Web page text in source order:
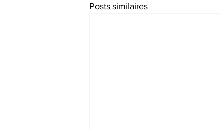
Posts similaires